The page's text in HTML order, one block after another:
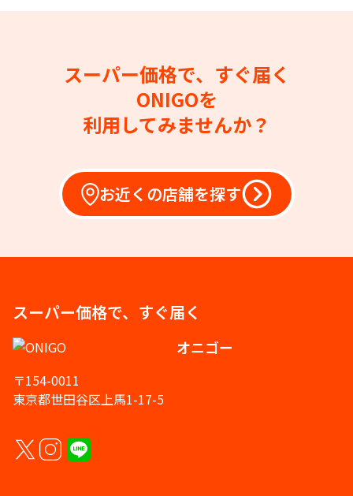
スーパー価格で、すぐ届く
ONIGOを
利用してみませんか？
お近くの店舗を探す
スーパー価格で、すぐ届く
オニゴー
〒154-0011
東京都世田谷区上馬1-17-5